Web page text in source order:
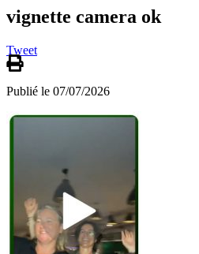
vignette camera ok
Tweet
Publié le 07/07/2026